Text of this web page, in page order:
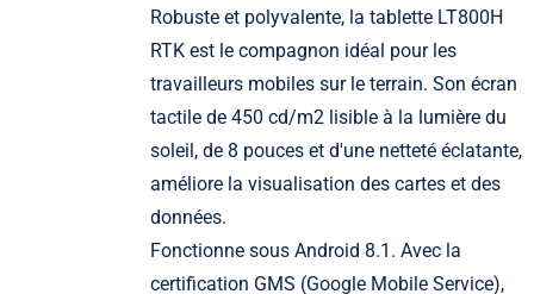
Robuste et polyvalente, la tablette LT800H
RTK est le compagnon idéal pour les
travailleurs mobiles sur le terrain. Son écran
tactile de 450 cd/m2 lisible à la lumière du
soleil, de 8 pouces et d'une netteté éclatante,
améliore la visualisation des cartes et des
données.
Fonctionne sous Android 8.1. Avec la
certification GMS (Google Mobile Service),